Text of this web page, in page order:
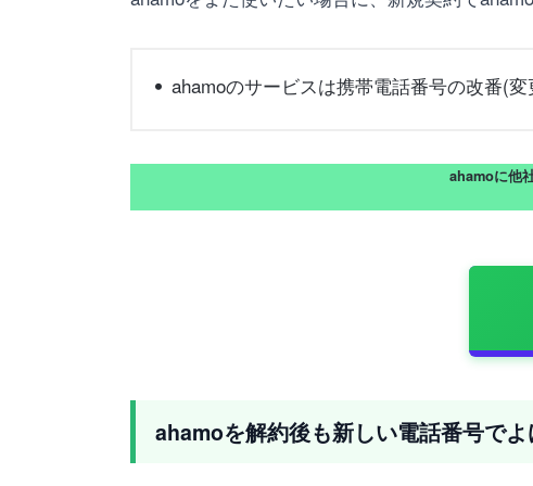
ahamoのサービスは携帯電話番号の改番(変
ahamoに他
ahamoを解約後も新しい電話番号で